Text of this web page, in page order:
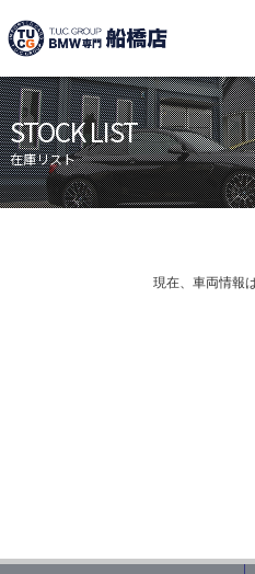
TUC
ニュース
目玉車両一覧
保証＆サービス
STOCK LIST
在庫リスト
現在、車両情報